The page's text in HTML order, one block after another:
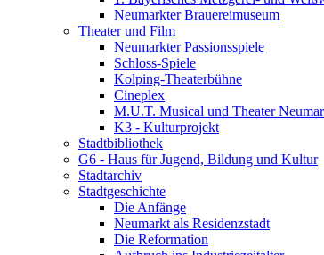
Neumarkter Brauereimuseum
Theater und Film
Neumarkter Passionsspiele
Schloss-Spiele
Kolping-Theaterbühne
Cineplex
M.U.T. Musical und Theater
K3 - Kulturprojekt
Stadtbibliothek
G6 - Haus für Jugend, Bildung und Kultur
Stadtarchiv
Stadtgeschichte
Die Anfänge
Neumarkt als Residenzstadt
Die Reformation